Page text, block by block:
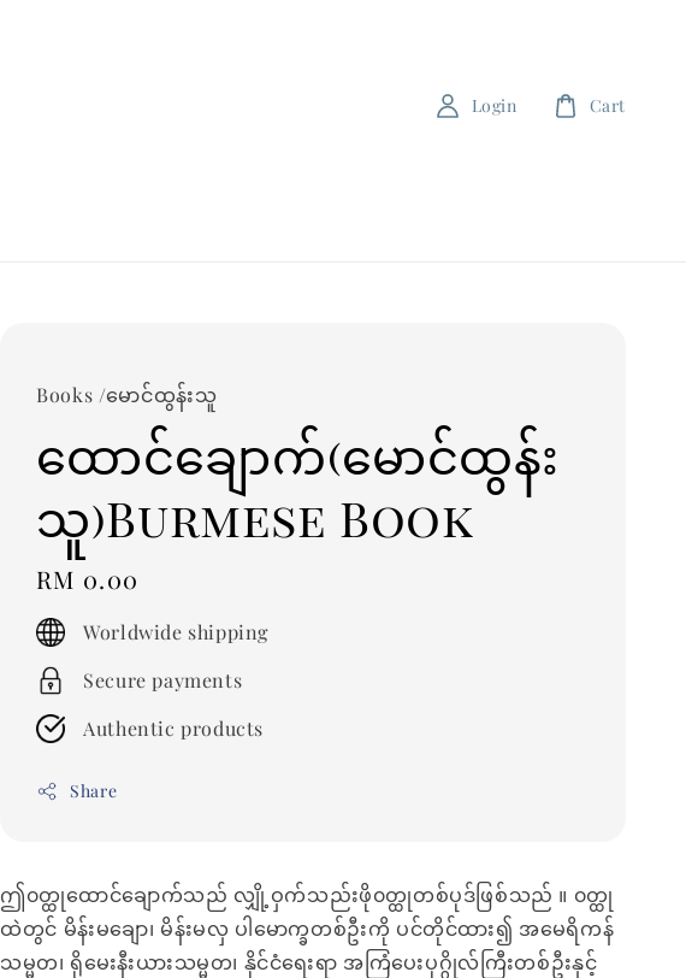
Login Cart
Books /မောင်ထွန်းသူ
ထောင်ချောက်(မောင်ထွန်း
သူ)Burmese Book
Regular
price
RM 0.00
Worldwide shipping
Secure payments
Authentic products
Share
ဤ၀တ္ထုထောင်ချောက်သည် လျှို့ဝှက်သည်းဖို၀တ္ထုတစ်ပုဒ်ဖြစ်သည် ။ ၀တ္ထု
ထဲတွင် မိန်းမချော၊ မိန်းမလှ ပါမောက္ခတစ်ဦးကို ပင်တိုင်ထား၍ အမေရိကန်
သမ္မတ၊ ရိုမေးနီးယားသမ္မတ၊ နိုင်ငံရေးရာ အကြံပေးပုဂ္ဂိုလ်ကြီးတစ်ဦးနှင့်